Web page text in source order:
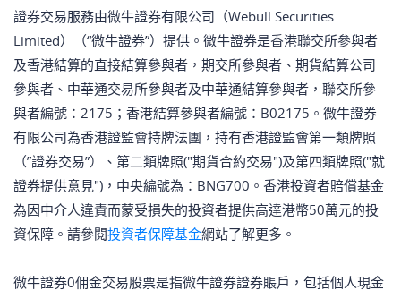
證券交易服務由微牛證券有限公司（Webull Securities
Limited）（“微牛證券”）提供。微牛證券是香港聯交所參與者
及香港結算的直接結算參與者，期交所參與者、期貨結算公司
參與者、中華通交易所參與者及中華通結算參與者，聯交所參
與者編號：2175；香港結算參與者編號：B02175。微牛證券
有限公司為香港證監會持牌法團，持有香港證監會第一類牌照
（”證券交易”）、第二類牌照("期貨合約交易")及第四類牌照("就
證券提供意見")，中央編號為：BNG700。香港投資者賠償基金
為因中介人違責而蒙受損失的投資者提供高達港幣50萬元的投
資保障。請參閱投資者保障基金網站了解更多。
微牛證券0佣金交易股票是指微牛證券證券賬戶，包括個人現金